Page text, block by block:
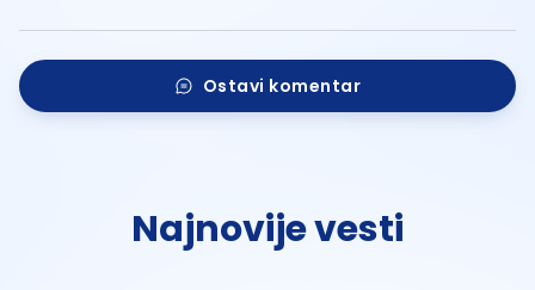
Ostavi komentar
Najnovije vesti